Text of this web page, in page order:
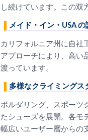
し続けています。この双
メイド・イン・USA の
カリフォルニア州に自社
アプローチにより、高い
渡っています。
多様なクライミングス
ボルダリング、スポーツ
たシューズを展開。各モ
幅広いユーザー層からの